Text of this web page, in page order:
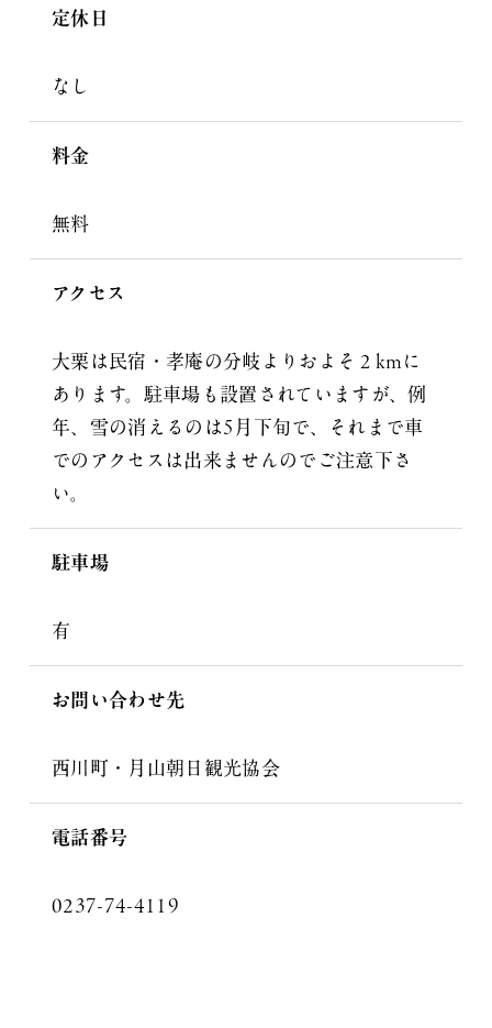
定休日
なし
料金
無料
アクセス
大栗は民宿・孝庵の分岐よりおよそ２kmに
あります。駐車場も設置されていますが、例
年、雪の消えるのは5月下旬で、それまで車
でのアクセスは出来ませんのでご注意下さ
い。
駐車場
有
お問い合わせ先
西川町・月山朝日観光協会
電話番号
0237-74-4119